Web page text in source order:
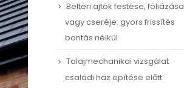
Beltéri ajtók festése, fóliázása
vagy cseréje: gyors frissítés
bontás nélkül
Talajmechanikai vizsgálat
családi ház építése előtt